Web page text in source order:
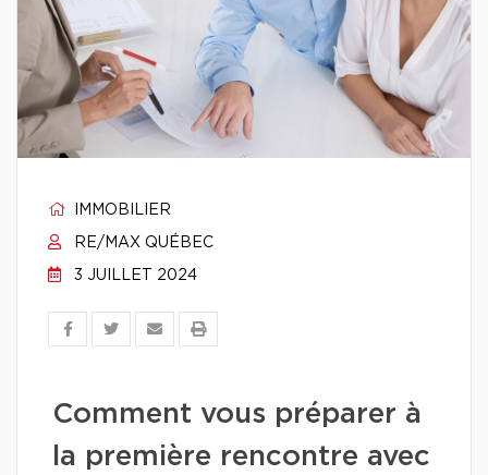
IMMOBILIER
RE/MAX QUÉBEC
3 JUILLET 2024
Comment vous préparer à
la première rencontre avec